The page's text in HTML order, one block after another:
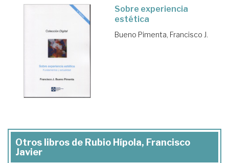
Sobre experiencia
estética
Bueno Pimenta, Francisco J.
Otros libros de Rubio Hípola, Francisco
Javier